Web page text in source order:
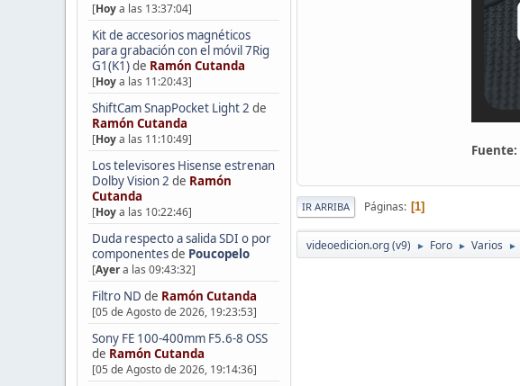
[Hoya las 13:37:04]
Kit de accesorios magnéticos
para grabación con el móvil 7Rig
G1(K1)de Ramón Cutanda
[Hoya las 11:20:43]
ShiftCam SnapPocket Light 2 de
Ramón Cutanda
[Hoya las 11:10:49]
Los televisores Hisense estrenan
Dolby Vision 2 de Ramón
Cutanda
[Hoya las 10:22:46]
Duda respecto a salida SDI o por
componentesde Poucopelo
[Ayera las 09:43:32]
Filtro ND de Ramón Cutanda
[05 de Agosto de 2026, 19:23:53]
Sony FE 100-400mm F5.6-8 OSS
de Ramón Cutanda
[05 de Agosto de 2026, 19:14:36]
Fuente:
IR ARRIBA Páginas 1
videoedicion.org (v9) ► Foro ► Varios ►